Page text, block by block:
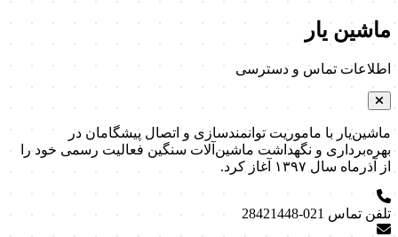
ماشین یار
اطلاعات تماس و دسترسی
ماشین‌یار با ماموریت توانمندسازی و اتصال پیشگامان در
بهره‌برداری و نگهداشت ماشین‌آلات سنگین فعالیت رسمی خود را
از آذرماه سال ۱۳۹۷ آغاز کرد.
تلفن تماس 021-28421448